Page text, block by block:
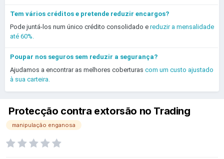
Tem vários créditos e pretende reduzir encargos?
Pode juntá-los num único crédito consolidado e reduzir a mensalidade
até 60%.
Poupar nos seguros sem reduzir a segurança?
Ajudamos a encontrar as melhores coberturas com um custo ajustado
à sua carteira.
Protecção contra extorsão no Trading
manipulação enganosa